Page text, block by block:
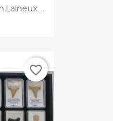
Laineux...
favorite_border